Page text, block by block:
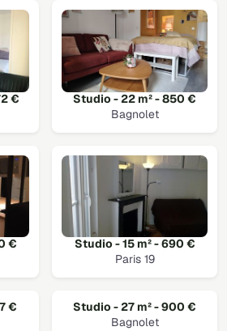
€
Studio - 22 m² - 850 €
Bagnolet
€
Studio - 15 m² - 690 €
Paris 19
€
Studio - 27 m² - 900 €
Bagnolet